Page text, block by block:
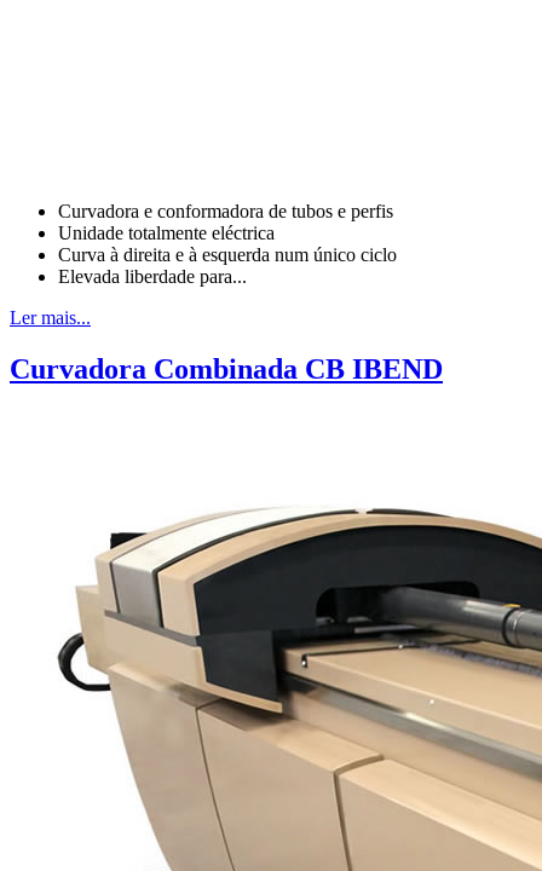
Curvadora e conformadora de tubos e perfis
Unidade totalmente eléctrica
Curva à direita e à esquerda num único ciclo
Elevada liberdade para...
Ler mais...
Curvadora Combinada CB IBEND